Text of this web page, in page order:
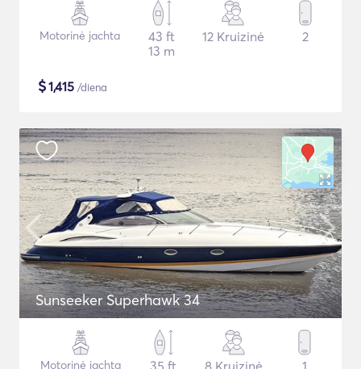
Motorinė jachta
43 ft
13 m
12 Kruizinė 2
$1,415 /diena
Sunseeker Superhawk 34
Motorinė jachta
35 ft
8 Kruizinė 1